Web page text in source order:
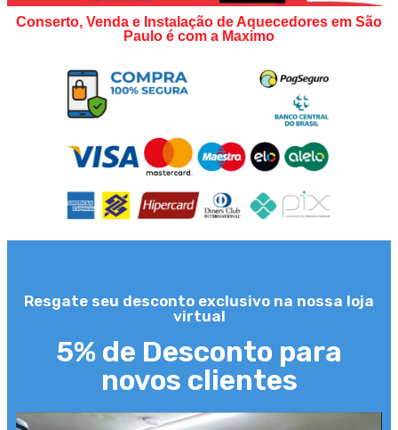
Conserto, Venda e Instalação de Aquecedores em São
Paulo é com a Maximo
Resgate seu desconto exclusivo na nossa loja
virtual
5% de Desconto para
novos clientes